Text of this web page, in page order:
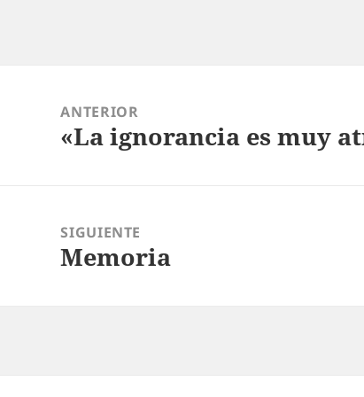
entradas
ANTERIOR
Entrada
«La ignorancia es muy
SIGUIENTE
Entrada
Memoria